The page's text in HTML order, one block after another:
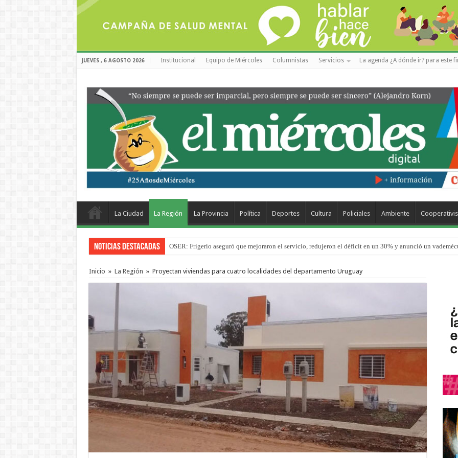
JUEVES , 6 AGOSTO 2026 Institucional Equipo de Miércoles Columnistas Servicios La agenda ¿A dónde ir? para este
La Ciudad La Región La Provincia Política Deportes Cultura Policiales Ambiente
Noticias Destacadas OSER: Frigerio aseguró que mejoraron el servicio, redujeron el déficit en un 30% y anunció un
Inicio » La Región » Proyectan viviendas para cuatro localidades del departamento Uruguay